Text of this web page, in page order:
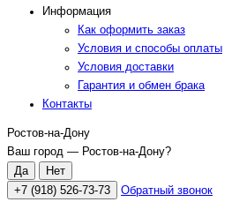
Информация
Как оформить заказ
Условия и способы оплаты
Условия доставки
Гарантия и обмен брака
Контакты
Ростов-на-Дону
Ваш город — Ростов-на-Дону?
+7 (918) 526-73-73 Обратный звонок